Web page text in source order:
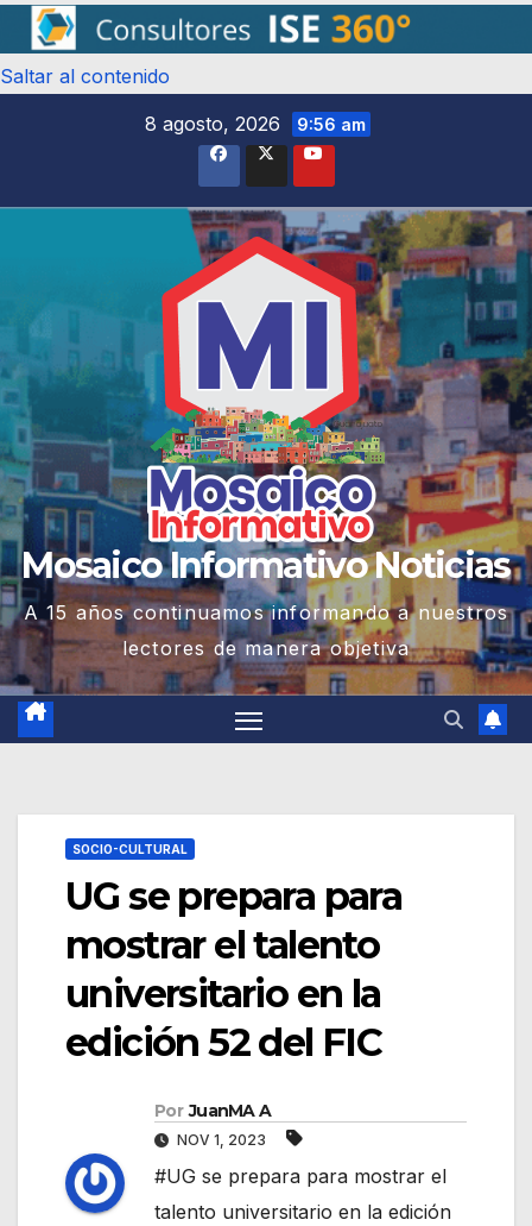
Saltar al contenido
8 agosto, 2026
9:56 am
Mosaico Informativo Noticias
A 15 años continuamos informando a nuestros
lectores de manera objetiva
SOCIO-CULTURAL
UG se prepara para
mostrar el talento
universitario en la
edición 52 del FIC
Por JuanMA A
NOV 1, 2023
#UG se prepara para mostrar el
talento universitario en la edición